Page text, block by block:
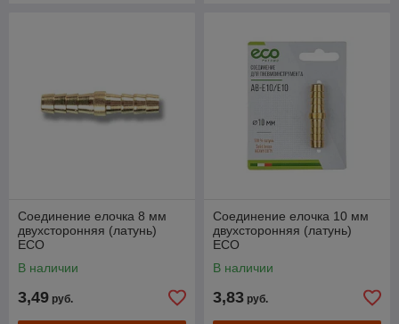
Соединение елочка 8 мм
двухсторонняя (латунь)
ECO
В наличии
3,49 руб.
Соединение елочка 10 мм
двухсторонняя (латунь)
ECO
В наличии
3,83 руб.